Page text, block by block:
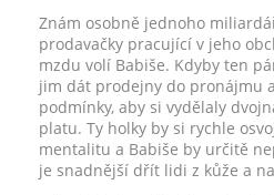
Znám osobně jednoho
prodavačky pracující v jeho
mzdu volí Babiše. Kdyby ten
jim dát prodejny do pronájmu
podmínky, aby si vydělaly
platu. Ty holky by si rychle
mentalitu a Babiše by určitě
je snadnější dřít lidi z kůže a